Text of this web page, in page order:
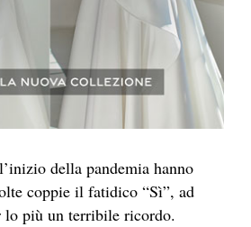
della pandemia hanno
coppie il fatidico “Sì”, ad
lo più un terribile ricordo.